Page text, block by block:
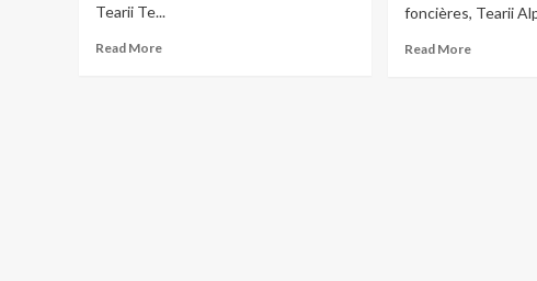
Tearii Te...
Read More
foncières, Tearii
Read More